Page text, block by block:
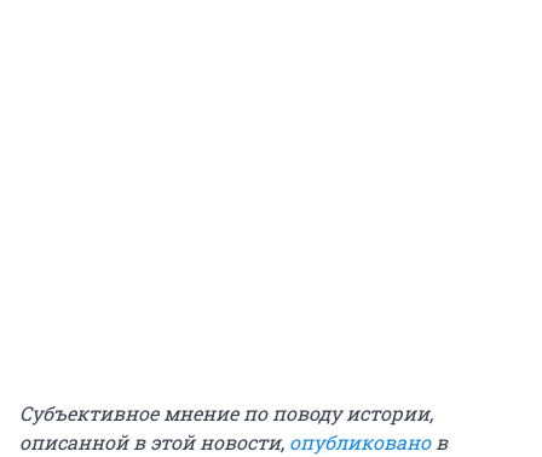
Субъективное мнение по поводу истории,
описанной в этой новости, опубликованов